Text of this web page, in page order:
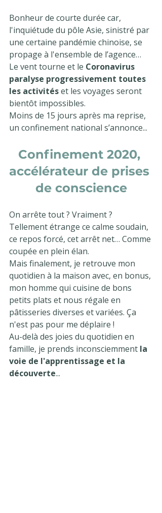
Bonheur de courte durée car,
l'inquiétude du pôle Asie, sinistré par
une certaine pandémie chinoise, se
propage à l'ensemble de l’agence…
Le vent tourne et le Coronavirus
paralyse progressivement toutes
les activités et les voyages seront
bientôt impossibles.
Moins de 15 jours après ma reprise,
un confinement national s’annonce...
Confinement 2020,
accélérateur de prises
de conscience
On arrête tout ? Vraiment ?
Tellement étrange ce calme soudain,
ce repos forcé, cet arrêt net… Comme
coupée en plein élan.
Mais finalement, je retrouve mon
quotidien à la maison avec, en bonus,
mon homme qui cuisine de bons
petits plats et nous régale en
pâtisseries diverses et variées. Ça
n'est pas pour me déplaire !
Au-delà des joies du quotidien en
famille, je prends inconsciemment la
voie de l'apprentissage et la
découverte...